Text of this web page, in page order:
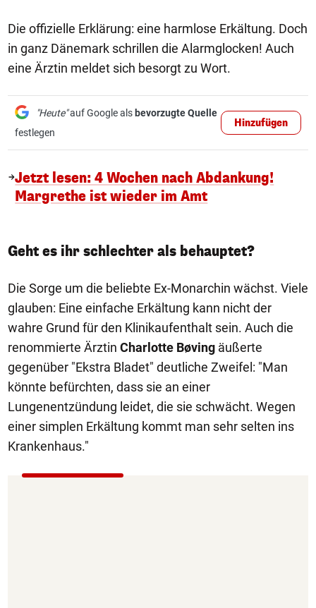
Die offizielle Erklärung: eine harmlose Erkältung. Doch
in ganz Dänemark schrillen die Alarmglocken! Auch
eine Ärztin meldet sich besorgt zu Wort.
"Heute"auf Google als bevorzugte Quelle
festlegen
Hinzufügen
Jetzt lesen: 4 Wochen nach Abdankung!
Margrethe ist wieder im Amt
Geht es ihr schlechter als behauptet?
Die Sorge um die beliebte Ex-Monarchin wächst. Viele
glauben: Eine einfache Erkältung kann nicht der
wahre Grund für den Klinikaufenthalt sein. Auch die
renommierte Ärztin Charlotte Bøving äußerte
gegenüber "Ekstra Bladet" deutliche Zweifel: "Man
könnte befürchten, dass sie an einer
Lungenentzündung leidet, die sie schwächt. Wegen
einer simplen Erkältung kommt man sehr selten ins
Krankenhaus."